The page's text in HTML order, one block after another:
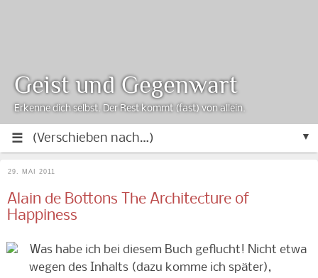
▼
Geist und Gegenwart
Erkenne dich selbst. Der Rest kommt (fast) von allein.
29. MAI 2011
Alain de Bottons The Architecture of
Happiness
Was habe ich bei diesem Buch geflucht! Nicht etwa
wegen des Inhalts (dazu komme ich später),